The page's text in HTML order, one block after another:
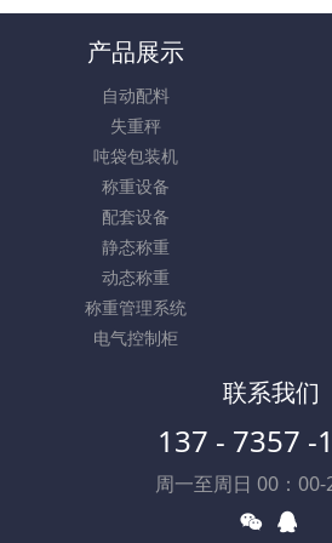
产品展示
自动配料
失重秤
吨袋包装机
称重设备
配套设备
静态称重
动态称重
称重管理系统
电气控制柜
联系我们
137 - 7357 -
周一至周日 00：